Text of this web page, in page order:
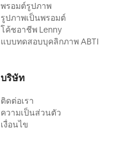
พรอมต์รูปภาพ
รูปภาพเป็นพรอมต์
โค้ชอาชีพ Lenny
แบบทดสอบบุคลิกภาพ ABTI
บริษัท
ติดต่อเรา
ความเป็นส่วนตัว
เงื่อนไข